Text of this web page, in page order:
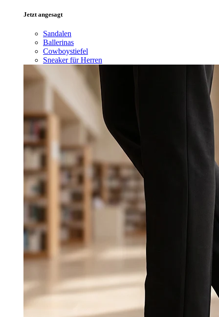
Jetzt angesagt
Sandalen
Ballerinas
Cowboystiefel
Sneaker für Herren